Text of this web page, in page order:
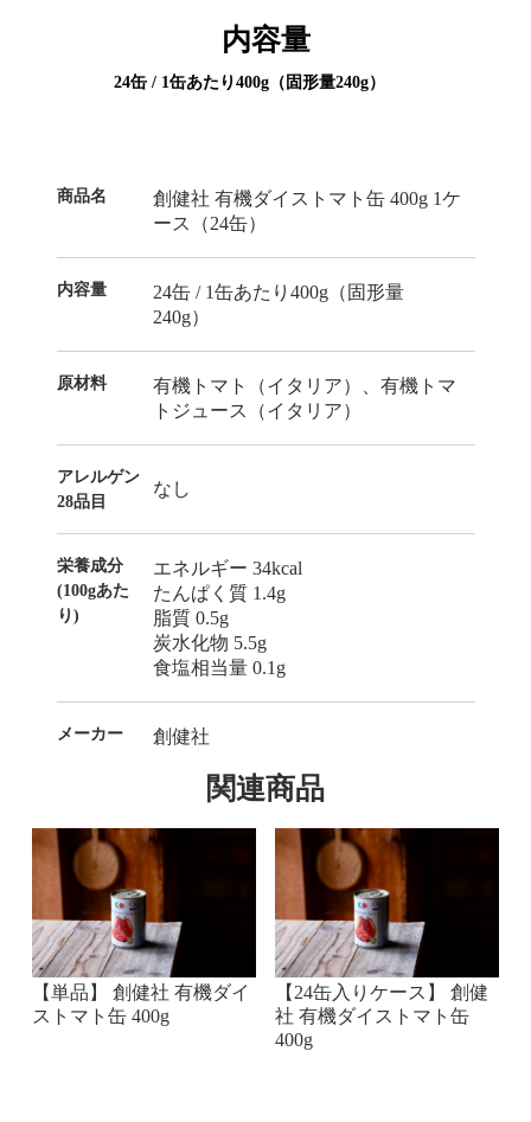
内容量
24缶 / 1缶あたり400g（固形量240g）
商品名
創健社 有機ダイストマト缶 400g 1ケ
ース（24缶）
内容量
24缶 / 1缶あたり400g（固形量
240g）
原材料
有機トマト（イタリア）、有機トマ
トジュース（イタリア）
アレルゲン
28品目
なし
栄養成分
(100gあた
り)
エネルギー 34kcal
たんぱく質 1.4g
脂質 0.5g
炭水化物 5.5g
食塩相当量 0.1g
メーカー 創健社
関連商品
【単品】 創健社 有機ダイ
ストマト缶 400g
【24缶入りケース】 創健
社 有機ダイストマト缶
400g